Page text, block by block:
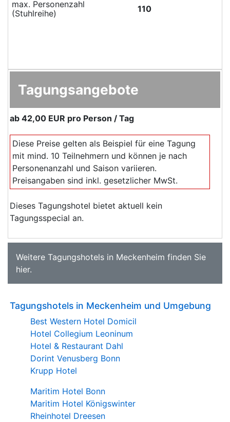
max. Personenzahl
(Stuhlreihe)
110
Tagungsangebote
ab 42,00 EUR pro Person / Tag
Diese Preise gelten als Beispiel für eine Tagung
mit mind. 10 Teilnehmern und können je nach
Personenanzahl und Saison variieren.
Preisangaben sind inkl. gesetzlicher MwSt.
Dieses Tagungshotel bietet aktuell kein
Tagungsspecial an.
Weitere Tagungshotels in Meckenheim finden Sie
hier.
Tagungshotels in Meckenheim und Umgebung
Best Western Hotel Domicil
Hotel Collegium Leoninum
Hotel & Restaurant Dahl
Dorint Venusberg Bonn
Krupp Hotel
Maritim Hotel Bonn
Maritim Hotel Königswinter
Rheinhotel Dreesen